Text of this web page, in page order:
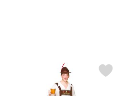
Merkitse bavarian Beer Guy